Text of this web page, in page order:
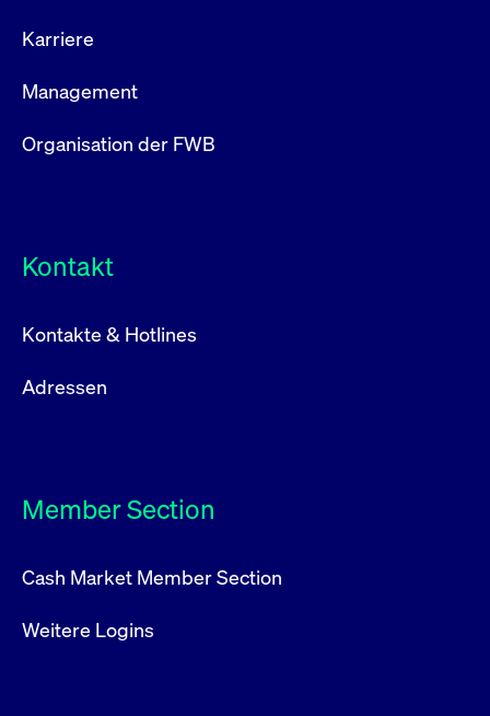
Karriere
Management
Organisation der FWB
Kontakt
Kontakte & Hotlines
Adressen
Member Section
Cash Market Member Section
Weitere Logins